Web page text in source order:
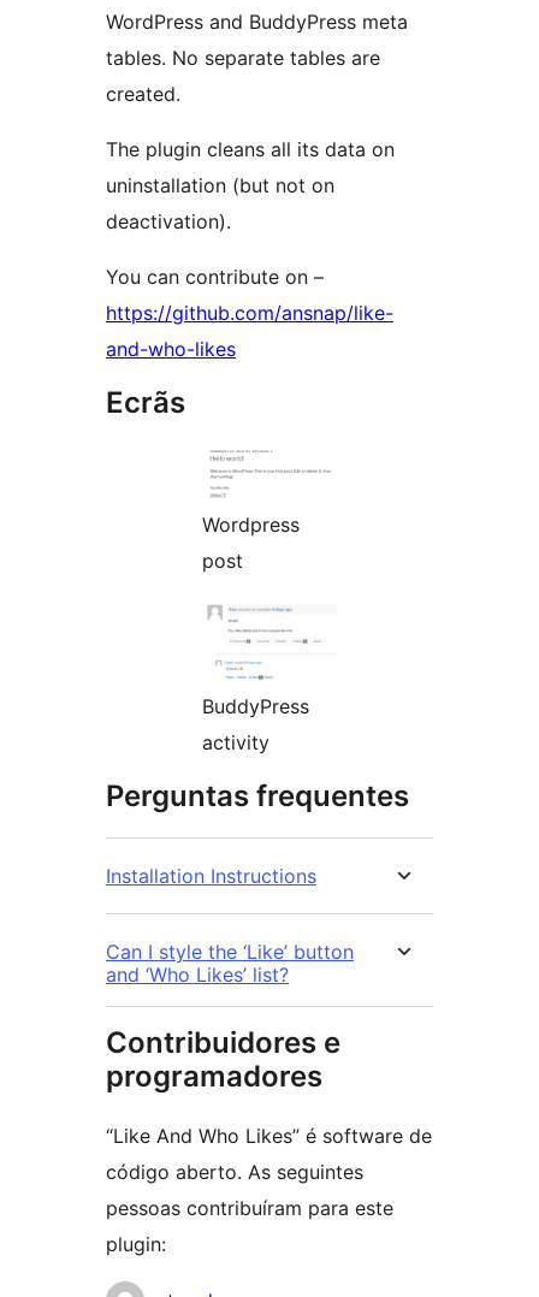
WordPress and BuddyPress meta
tables. No separate tables are
created.
The plugin cleans all its data on
uninstallation (but not on
deactivation).
You can contribute on –
https://github.com/ansnap/like-
and-who-likes
Ecrãs
Wordpress
post
BuddyPress
activity
Perguntas frequentes
Installation Instructions
Can I style the ‘Like’ button
and ‘Who Likes’ list?
Contribuidores e
programadores
“Like And Who Likes” é software de
código aberto. As seguintes
pessoas contribuíram para este
plugin: